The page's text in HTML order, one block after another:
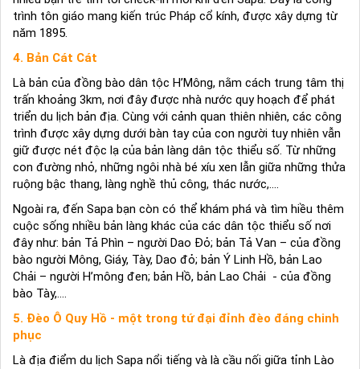
trình tôn giáo mang kiến trúc Pháp cổ kính, được xây dựng từ
năm 1895.
4. Bản Cát Cát
Là bản của đồng bào dân tộc H’Mông, nằm cách trung tâm thị
trấn khoảng 3km, nơi đây được nhà nước quy hoạch để phát
triển du lịch bản địa. Cùng với cảnh quan thiên nhiên, các công
trình được xây dựng dưới bàn tay của con người tuy nhiên vẫn
giữ được nét độc lạ của bản làng dân tộc thiểu số. Từ những
con đường nhỏ, những ngôi nhà bé xíu xen lẫn giữa những thửa
ruộng bậc thang, làng nghề thủ công, thác nước,....
Ngoài ra, đến Sapa bạn còn có thể khám phá và tìm hiều thêm
cuộc sống nhiều bản làng khác của các dân tộc thiểu số nơi
đây như: bản Tả Phìn – người Dao Đỏ; bản Tả Van – của đồng
bào người Mông, Giáy, Tày, Dao đỏ; bản Ý Linh Hồ, bản Lao
Chải – người H’mông đen; bản Hồ, bản Lao Chải - của đồng
bào Tày,....
5. Đèo Ô Quy Hồ - một trong tứ đại đỉnh đèo đáng chinh
phục
Là địa điểm du lịch Sapa nổi tiếng và là cầu nối giữa tỉnh Lào